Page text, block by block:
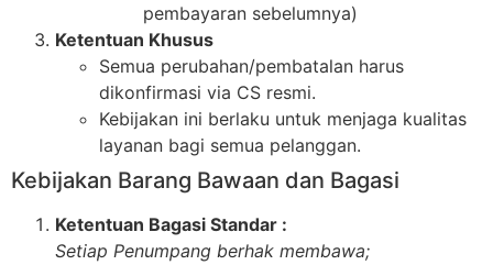
pembayaran sebelumnya)
Ketentuan Khusus
Semua perubahan/pembatalan harus
dikonfirmasi via CS resmi.
Kebijakan ini berlaku untuk menjaga kualitas
layanan bagi semua pelanggan.
Kebijakan Barang Bawaan dan Bagasi
Ketentuan Bagasi Standar :
Setiap Penumpang berhak membawa;